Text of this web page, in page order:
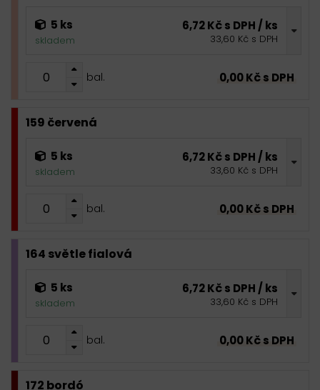
5 ks
skladem
6,72 Kč s DPH / ks
33,60 Kč s DPH
bal. 0,00 Kč s DPH
159 červená
5 ks
skladem
6,72 Kč s DPH / ks
33,60 Kč s DPH
bal. 0,00 Kč s DPH
164 světle fialová
5 ks
skladem
6,72 Kč s DPH / ks
33,60 Kč s DPH
bal. 0,00 Kč s DPH
172 bordó